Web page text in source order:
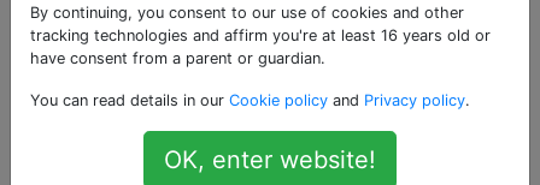
6
L'écran d'accueil et les boutons
des applications récentes ne
fonctionnent pas
J'utilise Moto G3 TE. J'étais content de la
5ème version mais parce que l'alerte
By continuing, you consent to our use of cookies and other
tracking technologies and affirm you're at least 16 years old or
have consent from a parent or guardian.
You can read details in our Cookie policy and Privacy policy.
OK, enter website!